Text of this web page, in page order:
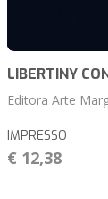
LIBERTINY
Editora Arte
IMPRESSO
€ 12,38